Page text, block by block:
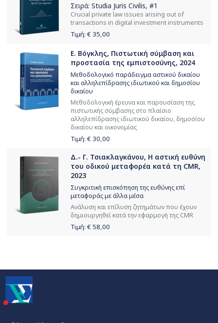
Σειρά: Studia Juris Civilis, #1
Crucial private law issues arising out of
transactions in digital investment instruments
Τιμή: € 35,00
Ε. Βόγκλης, Πιστωτική σύμβαση και
προστασία της εμπιστοσύνης, 2024
Μεθοδολογικό παράδειγμα αστικού δικαίου
και αλληλεπίδρασης ιδιωτικού και δημοσίου
δικαίου
Μεθοδολογική έρευνα και παρουσίαση της
πιστωτικής σύμβασης στο πλαίσιο
αλληλεπίδρασης ιδιωτικού δικαίου, δημοσίου
δικαίου και οικονομίας
Τιμή: € 30,00
Δ.- Γ. Τσιακλαγκάνου, Η αστική ευθύνη
του οδικού μεταφορέα κατά τη CMR,
2023
Συγκριτική επισκόπηση της ευθύνης επί
μεταφοράς με άλλα μέσα
Ανάλυση και επίλυση ζητημάτων που έχουν
δημιουργηθεί κατά την εφαρμογή της CMR
Τιμή: € 58,00